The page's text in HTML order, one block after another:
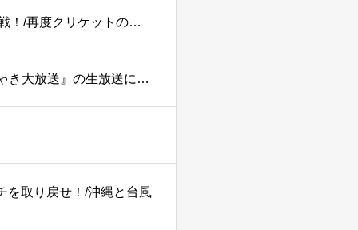
【PODCAST】#179 【2027W杯】アツいぞ！イン・パキ戦！/再度クリケットの語源を考える。
TBSラジオ『土曜ワイドラジオTOKYOナイツのちゃきちゃき大放送』の生放送に出演
を取り戻せ！/沖縄と台風